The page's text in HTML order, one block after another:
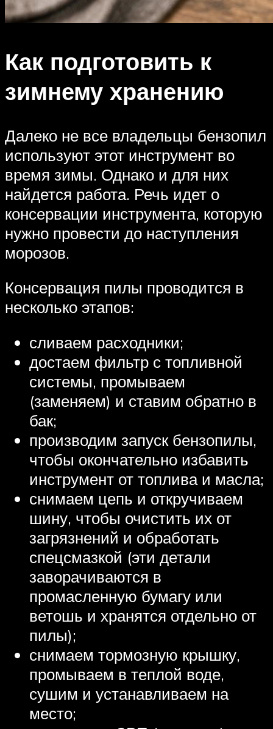
Как подготовить к
зимнему хранению
Далеко не все владельцы бензопил
используют этот инструмент во
время зимы. Однако и для них
найдется работа. Речь идет о
консервации инструмента, которую
нужно провести до наступления
морозов.
Консервация пилы проводится в
несколько этапов:
сливаем расходники;
достаем фильтр с топливной
системы, промываем
(заменяем) и ставим обратно в
бак;
производим запуск бензопилы,
чтобы окончательно избавить
инструмент от топлива и масла;
снимаем цепь и откручиваем
шину, чтобы очистить их от
загрязнений и обработать
спецсмазкой (эти детали
заворачиваются в
промасленную бумагу или
ветошь и хранятся отдельно от
пилы);
снимаем тормозную крышку,
промываем в теплой воде,
сушим и устанавливаем на
место;